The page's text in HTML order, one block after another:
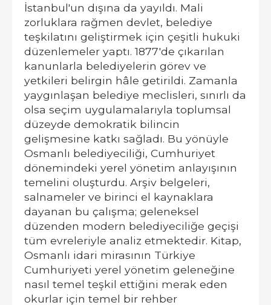
İstanbul'un dışına da yayıldı. Mali
zorluklara rağmen devlet, belediye
teşkilatını geliştirmek için çeşitli hukuki
düzenlemeler yaptı. 1877'de çıkarılan
kanunlarla belediyelerin görev ve
yetkileri belirgin hâle getirildi. Zamanla
yaygınlaşan belediye meclisleri, sınırlı da
olsa seçim uygulamalarıyla toplumsal
düzeyde demokratik bilincin
gelişmesine katkı sağladı. Bu yönüyle
Osmanlı belediyeciliği, Cumhuriyet
dönemindeki yerel yönetim anlayışının
temelini oluşturdu. Arşiv belgeleri,
salnameler ve birinci el kaynaklara
dayanan bu çalışma; geleneksel
düzenden modern belediyeciliğe geçişi
tüm evreleriyle analiz etmektedir. Kitap,
Osmanlı idari mirasının Türkiye
Cumhuriyeti yerel yönetim geleneğine
nasıl temel teşkil ettiğini merak eden
okurlar için temel bir rehber